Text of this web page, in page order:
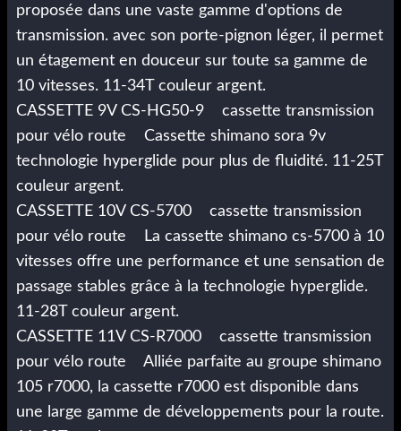
proposée dans une vaste gamme d'options de
transmission. avec son porte-pignon léger, il permet
un étagement en douceur sur toute sa gamme de
10 vitesses. 11-34T couleur argent.
CASSETTE 9V CS-HG50-9 cassette transmission
pour vélo route Cassette shimano sora 9v
technologie hyperglide pour plus de fluidité. 11-25T
couleur argent.
CASSETTE 10V CS-5700 cassette transmission
pour vélo route La cassette shimano cs-5700 à 10
vitesses offre une performance et une sensation de
passage stables grâce à la technologie hyperglide.
11-28T couleur argent.
CASSETTE 11V CS-R7000 cassette transmission
pour vélo route Alliée parfaite au groupe shimano
105 r7000, la cassette r7000 est disponible dans
une large gamme de développements pour la route.